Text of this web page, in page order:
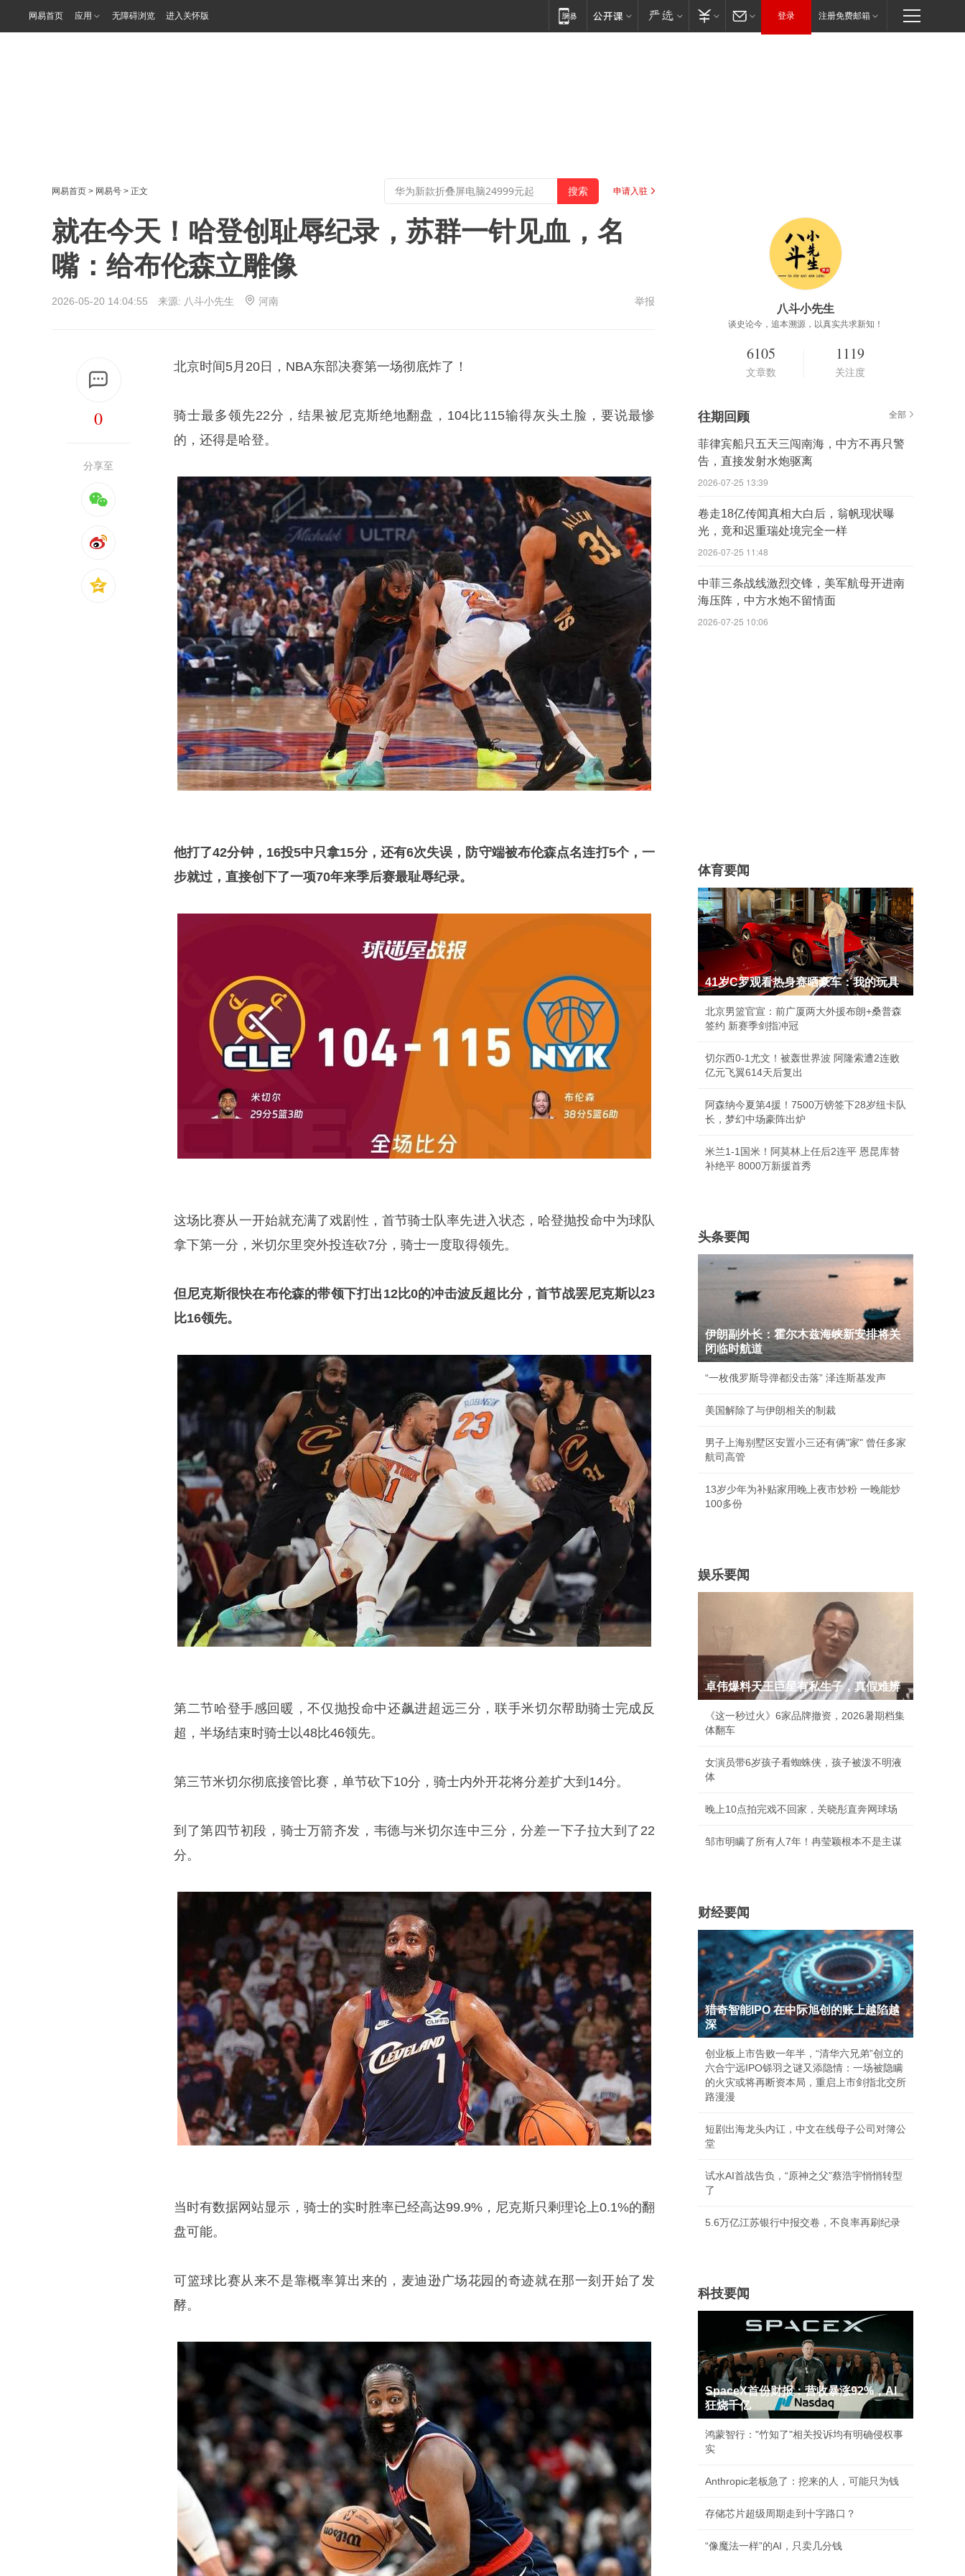
网易首页 应用 无障碍浏览 进入关怀版 登录 注册免费邮箱
网易首页 > 网易号 > 正文 申请入驻
就在今天！哈登创耻辱纪录，苏群一针见血，名
嘴：给布伦森立雕像
2026-05-20 14:04:55 来源: 八斗小先生 河南 举报
0
分享至
北京时间5月20日，NBA东部决赛第一场彻底炸了！
骑士最多领先22分，结果被尼克斯绝地翻盘，104比115输得灰头土脸，要说最惨
的，还得是哈登。
他打了42分钟，16投5中只拿15分，还有6次失误，防守端被布伦森点名连打5个，一
步就过，直接创下了一项70年来季后赛最耻辱纪录。
这场比赛从一开始就充满了戏剧性，首节骑士队率先进入状态，哈登抛投命中为球队
拿下第一分， 米切尔里突外投连砍7分，骑士一度取得领先。
但尼克斯很快在布伦森的带领下打出12比0的冲击波反超比分，首节战罢尼克斯以23
比16领先。
第二节哈登手感回暖，不仅抛投命中还飙进超远三分，联手米切尔帮助骑士完成反
超，半场结束时骑士以48比46领先。
第三节米切尔彻底接管比赛，单节砍下10分，骑士内外开花将分差扩大到14分。
到了第四节初段，骑士万箭齐发，韦德与米切尔连中三分，分差一下子拉大到了22
分。
当时有数据网站显示，骑士的实时胜率已经高达99.9%，尼克斯只剩理论上0.1%的翻
盘可能。
可篮球比赛从来不是靠概率算出来的，麦迪逊广场花园的奇迹就在那一刻开始了发
酵。
八斗小先生
谈史论今，追本溯源，以真实共求新知！
6105
文章数
1119
关注度
往期回顾 全部
菲律宾船只五天三闯南海，中方不再只警
告，直接发射水炮驱离
2026-07-25 13:39
卷走18亿传闻真相大白后，翁帆现状曝
光，竟和迟重瑞处境完全一样
2026-07-25 11:48
中菲三条战线激烈交锋，美军航母开进南
海压阵，中方水炮不留情面
2026-07-25 10:06
体育要闻
41岁C罗观看热身赛晒豪车：我的玩具
北京男篮官宣：前广厦两大外援布朗+桑普森
签约 新赛季剑指冲冠
切尔西0-1尤文！被轰世界波 阿隆索遭2连败
亿元飞翼614天后复出
阿森纳今夏第4援！7500万镑签下28岁纽卡队
长，梦幻中场豪阵出炉
米兰1-1国米！阿莫林上任后2连平 恩昆库替
补绝平 8000万新援首秀
头条要闻
伊朗副外长：霍尔木兹海峡新安排将关
闭临时航道
“一枚俄罗斯导弹都没击落” 泽连斯基发声
美国解除了与伊朗相关的制裁
男子上海别墅区安置小三还有俩"家" 曾任多家
航司高管
13岁少年为补贴家用晚上夜市炒粉 一晚能炒
100多份
娱乐要闻
卓伟爆料天王巨星有私生子，真假难辨
《这一秒过火》6家品牌撤资，2026暑期档集
体翻车
女演员带6岁孩子看蜘蛛侠，孩子被泼不明液
体
晚上10点拍完戏不回家，关晓彤直奔网球场
邹市明瞒了所有人7年！冉莹颖根本不是主谋
财经要闻
猎奇智能IPO 在中际旭创的账上越陷越
深
创业板上市告败一年半，“清华六兄弟”创立的
六合宁远IPO铩羽之谜又添隐情：一场被隐瞒
的火灾或将再断资本局，重启上市剑指北交所
路漫漫
短剧出海龙头内讧，中文在线母子公司对簿公
堂
试水AI首战告负，“原神之父”蔡浩宇悄悄转型
了
5.6万亿江苏银行中报交卷，不良率再刷纪录
科技要闻
SpaceX首份财报：营收暴涨92%，AI
狂烧千亿
鸿蒙智行："竹知了"相关投诉均有明确侵权事
实
Anthropic老板急了：挖来的人，可能只为钱
存储芯片超级周期走到十字路口？
“像魔法一样”的AI，只卖几分钱